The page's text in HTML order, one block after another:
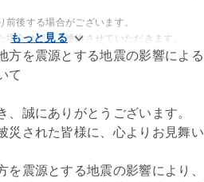
後する場合がございます。
合は別途ご連絡させていただきます。
方を震源とする地震の影響による
て
、誠にありがとうございます。
災された皆様に、心よりお見舞い
を震源とする地震の影響により、